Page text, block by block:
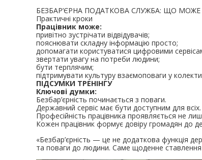
БЕЗБАР’ЄРНА ПОДАТКОВА СЛУЖБА: ЩО
Практичні кроки
Працівник може:
привітно зустрічати відвідувачів;
пояснювати складну інформацію просто;
допомагати користуватися цифровими
звертати увагу на потреби людини;
бути терплячим;
підтримувати культуру взаємоповаги у
ПІДСУМКИ ТРЕНІНГУ
Ключові думки:
Безбар’єрність починається з поваги.
Державний сервіс має бути доступним для всіх.
Професійність працівника проявляється не
Кожен працівник формує довіру громадян до
«Безбар’єрність — це не додаткова функція
та поваги до людини. Саме щоденне